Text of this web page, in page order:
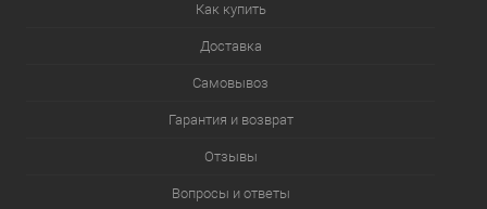
Как купить
Доставка
Самовывоз
Гарантия и возврат
Отзывы
Вопросы и ответы